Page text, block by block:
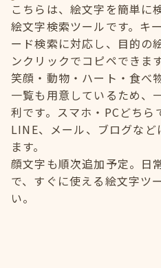
こちらは、絵文字を簡単に
絵文字検索ツールです。キ
ード検索に対応し、目的の
ンクリックでコピペできます
笑顔・動物・ハート・食べ
一覧も用意しているため、
利です。スマホ・PCどちら
LINE、メール、ブログな
ます。
顔文字も順次追加予定。日
で、すぐに使える絵文字ツ
い。